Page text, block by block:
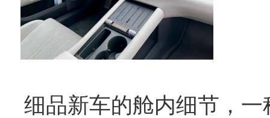
细品新车的舱内细节，一